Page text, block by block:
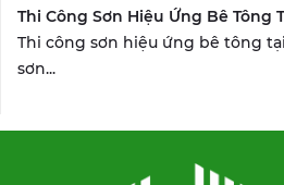
Thi Công Sơn Hiệu Ứng Bê Tông
Thi công sơn hiệu ứng bê tông
sơn...